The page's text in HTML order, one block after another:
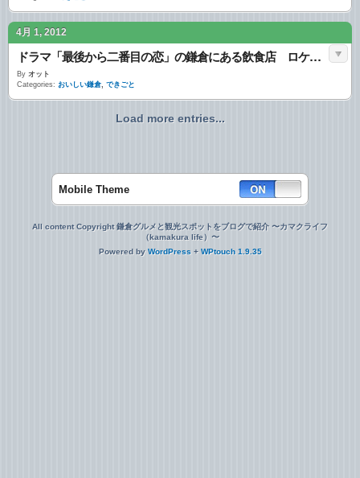
4月 1, 2012
ドラマ「最後から二番目の恋」の鎌倉にある飲食店 ロケ地情報
By オット
Categories: おいしい鎌倉, できごと
Load more entries...
Mobile Theme
All content Copyright 鎌倉グルメと観光スポットをブログで紹介 〜カマクライフ
（kamakura life）〜
Powered by WordPress + WPtouch 1.9.35